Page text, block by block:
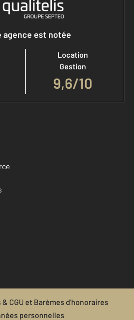
agence est notée
Location
Gestion
9,6/10
CGU et Barèmes d'honoraires
personnelles